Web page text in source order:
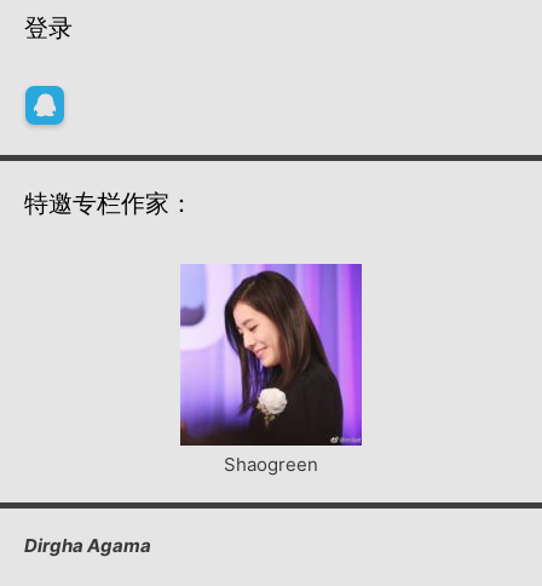
登录
特邀专栏作家：
Shaogreen
Dirgha Agama